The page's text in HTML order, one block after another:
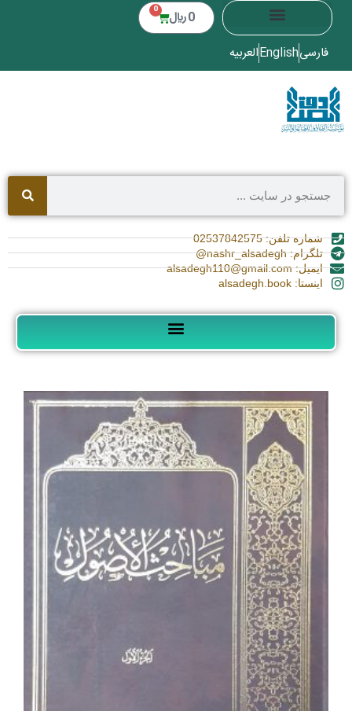
0 ﷼ 0
فارسیEnglishالعربیه
شماره تلفن: 02537842575
تلگرام: nashr_alsadegh@
ایمیل: alsadegh110@gmail.com
اینستا: alsadegh.book